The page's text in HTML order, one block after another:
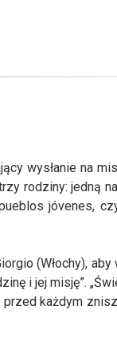
wysłanie na
rodziny: jedną
jóvenes,
(Włochy), aby
i jej misję”.
każdym